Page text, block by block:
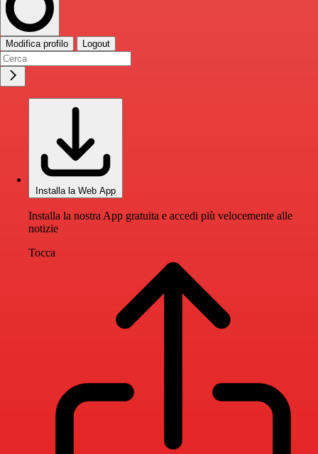
Modifica profilo Logout
Installa la Web App
Installa la nostra App gratuita e accedi più velocemente alle
notizie
Tocca